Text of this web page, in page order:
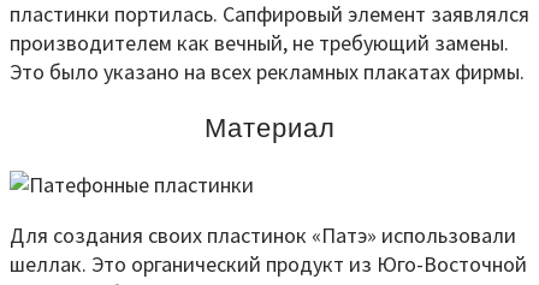
пластинки портилась. Сапфировый элемент заявлялся
производителем как вечный, не требующий замены.
Это было указано на всех рекламных плакатах фирмы.
Материал
Для создания своих пластинок «Патэ» использовали
шеллак. Это органический продукт из Юго-Восточной